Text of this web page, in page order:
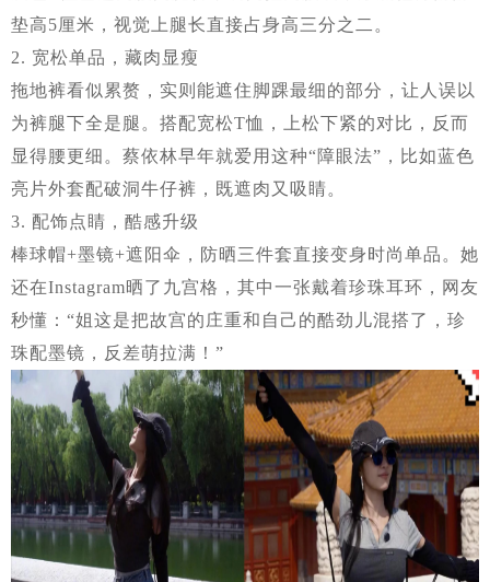
垫高5厘米，视觉上腿长直接占身高三分之二。
2. 宽松单品，藏肉显瘦
拖地裤看似累赘，实则能遮住脚踝最细的部分，让人误以
为裤腿下全是腿。搭配宽松T恤，上松下紧的对比，反而
显得腰更细。蔡依林早年就爱用这种“障眼法”，比如蓝色
亮片外套配破洞牛仔裤，既遮肉又吸睛。
3. 配饰点睛，酷感升级
棒球帽+墨镜+遮阳伞，防晒三件套直接变身时尚单品。她
还在Instagram晒了九宫格，其中一张戴着珍珠耳环，网友
秒懂：“姐这是把故宫的庄重和自己的酷劲儿混搭了，珍
珠配墨镜，反差萌拉满！”